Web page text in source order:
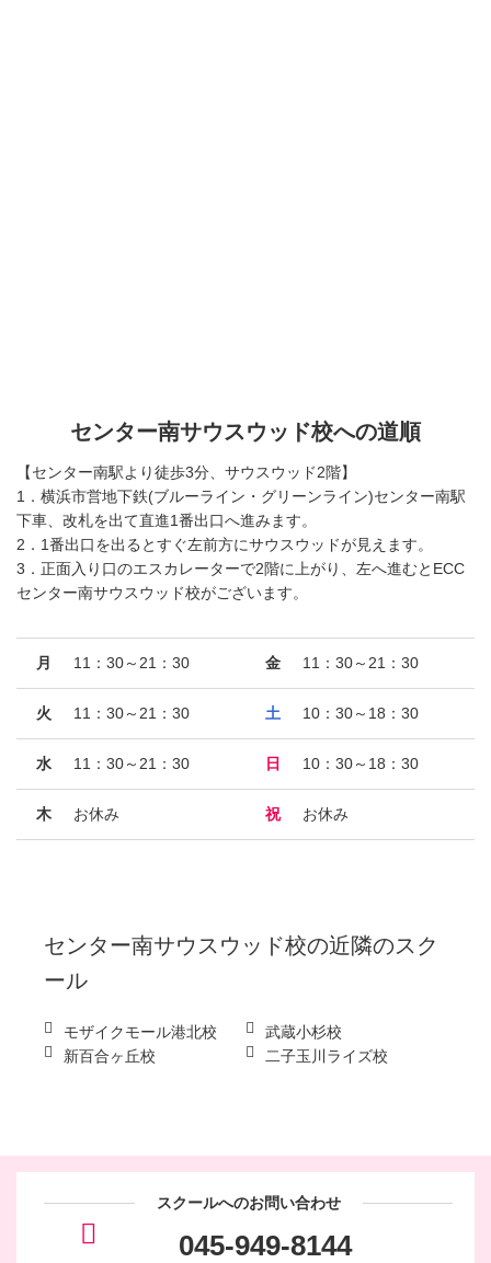
センター南サウスウッド校への道順
【センター南駅より徒歩3分、サウスウッド2階】
1．横浜市営地下鉄(ブルーライン・グリーンライン)センター南駅
下車、改札を出て直進1番出口へ進みます。
2．1番出口を出るとすぐ左前方にサウスウッドが見えます。
3．正面入り口のエスカレーターで2階に上がり、左へ進むとECC
センター南サウスウッド校がございます。
月 11：30～21：30
火 11：30～21：30
水 11：30～21：30
木 お休み
金 11：30～21：30
土 10：30～18：30
日 10：30～18：30
祝 お休み
センター南サウスウッド校の近隣のスク
ール
モザイクモール港北校
武蔵小杉校
新百合ヶ丘校
二子玉川ライズ校
スクールへのお問い合わせ
045-949-8144